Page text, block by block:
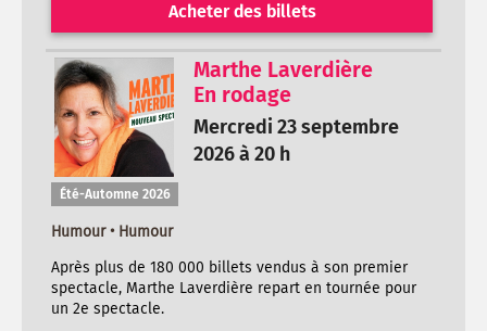
Acheter des billets
Marthe Laverdière
En rodage
Mercredi 23 septembre
2026 à 20 h
Été-Automne 2026
Humour • Humour
Après plus de 180 000 billets vendus à son premier
spectacle, Marthe Laverdière repart en tournée pour
un 2e spectacle.